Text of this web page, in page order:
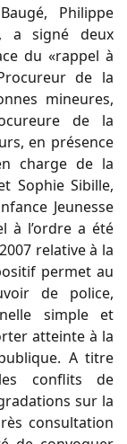
Philippe
a signé deux
du «rappel à
de la
mineures,
de la
en présence
charge de la
Sophie Sibille,
Jeunesse
à l’ordre a été
relative à la
permet au
de police,
simple et
atteinte à la
A titre
conflits de
sur la
consultation